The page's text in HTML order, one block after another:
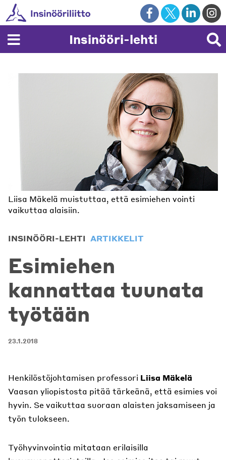
Skip
to
content
Insinööri-lehti
Liisa Mäkelä muistuttaa, että esimiehen vointi
vaikuttaa alaisiin.
INSINÖÖRI-LEHTI ARTIKKELIT
Esimiehen
kannattaa tuunata
työtään
23.1.2018
Henkilöstöjohtamisen professori Liisa Mäkelä
Vaasan yliopistosta pitää tärkeänä, että esimies voi
hyvin. Se vaikuttaa suoraan alaisten jaksamiseen ja
työn tulokseen.
Työhyvinvointia mitataan erilaisilla